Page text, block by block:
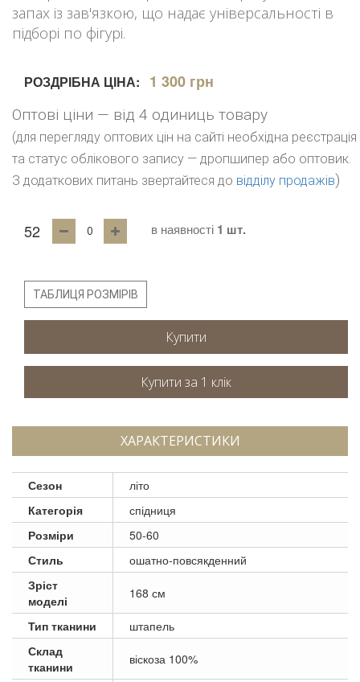
запах із зав'язкою, що надає універсальності в
підборі по фігурі.
РОЗДРІБНА ЦІНА: 1 300 грн
Оптові ціни — від 4 одиниць товару
(для перегляду оптових цін на сайті необхідна реєстрація
та статус облікового запису — дропшипер або оптовик.
З додаткових питань звертайтеся до відділу продажів)
52 в наявності 1 шт.
ТАБЛИЦЯ РОЗМІРІВ
Купити
ХАРАКТЕРИСТИКИ
Сезон
літо
Категорія
спідниця
Розміри
50-60
Стиль
ошатно-повсякденний
Зріст
моделі
168 см
Тип тканини
штапель
Склад
тканини
віскоза 100%